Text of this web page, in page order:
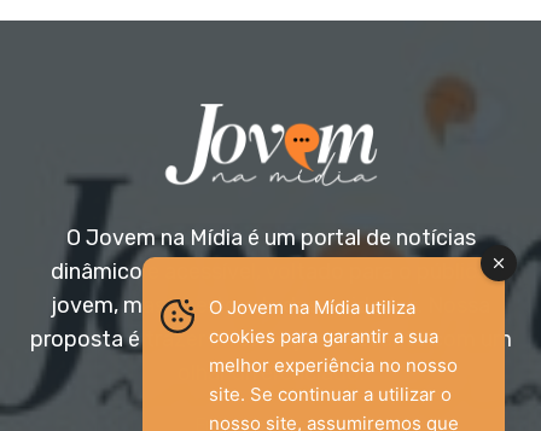
O Jovem na Mídia é um portal de notícias
dinâmico e acessível, voltado para o público
jovem, mas aberto a todas as idades. Nossa
proposta é trazer informação relevante com um
olhar diferenciado.
Entre em contato:
O Jovem na Mídia utiliza
cookies para garantir a sua
melhor experiência no nosso
site. Se continuar a utilizar o
nosso site, assumiremos que